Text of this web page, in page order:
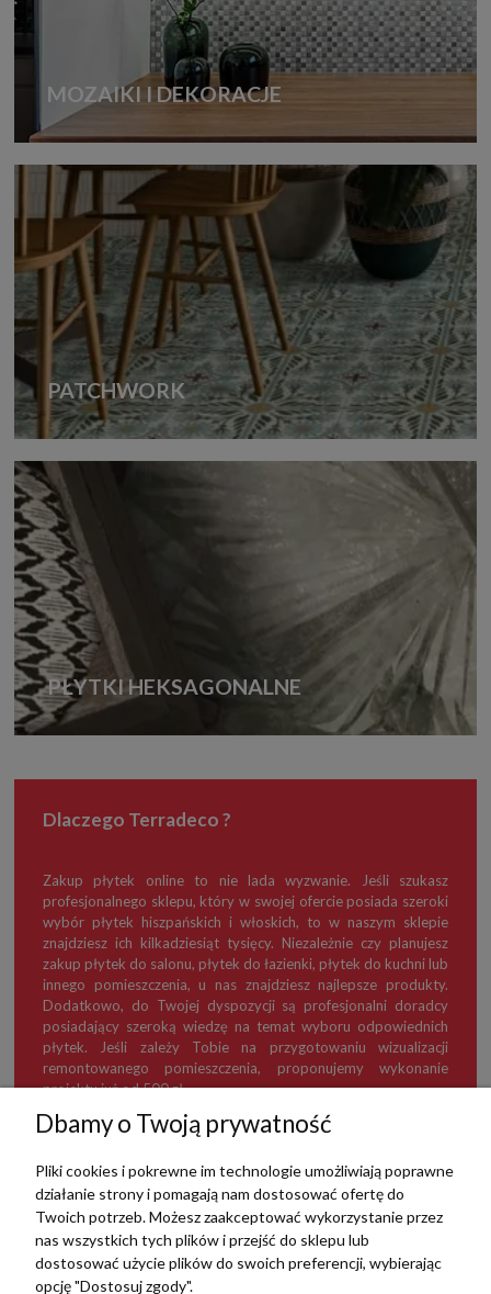
MOZAIKI I DEKORACJE
PATCHWORK
PŁYTKI HEKSAGONALNE
Dlaczego Terradeco ?
Zakup płytek online to nie lada wyzwanie. Jeśli szukasz
profesjonalnego sklepu, który w swojej ofercie posiada szeroki
wybór płytek hiszpańskich i włoskich, to w naszym sklepie
znajdziesz ich kilkadziesiąt tysięcy. Niezależnie czy planujesz
zakup płytek do salonu, płytek do łazienki, płytek do kuchni lub
innego pomieszczenia, u nas znajdziesz najlepsze produkty.
Dodatkowo, do Twojej dyspozycji są profesjonalni doradcy
posiadający szeroką wiedzę na temat wyboru odpowiednich
płytek. Jeśli zależy Tobie na przygotowaniu wizualizacji
remontowanego pomieszczenia, proponujemy wykonanie
projektu już od 500 zł.
TERRADECO
BAZA WIEDZY
Dbamy o Twoją prywatność
Pliki cookies i pokrewne im technologie umożliwiają poprawne
działanie strony i pomagają nam dostosować ofertę do
Twoich potrzeb. Możesz zaakceptować wykorzystanie przez
nas wszystkich tych plików i przejść do sklepu lub
dostosować użycie plików do swoich preferencji, wybierając
opcję "Dostosuj zgody".